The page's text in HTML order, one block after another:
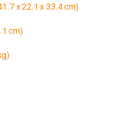
x 22.1 x 33.4 cm)
cm)